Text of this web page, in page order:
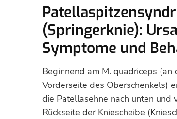
(Springerknie):
Symptome und
Beginnend am M. quadriceps (an
Vorderseite des Oberschenkels)
die Patellasehne nach unten und
Rückseite der Kniescheibe